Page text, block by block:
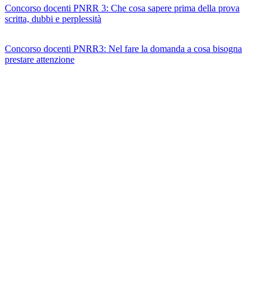
Concorso docenti PNRR 3: Che cosa sapere prima della prova
scritta, dubbi e perplessità
Concorso docenti PNRR3: Nel fare la domanda a cosa bisogna
prestare attenzione